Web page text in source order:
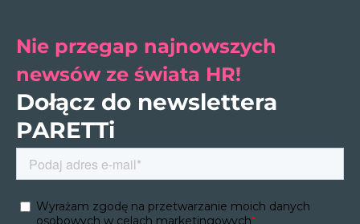
Nie przegap najnowszych
newsów ze świata HR!
Dołącz do newslettera
PARETTi